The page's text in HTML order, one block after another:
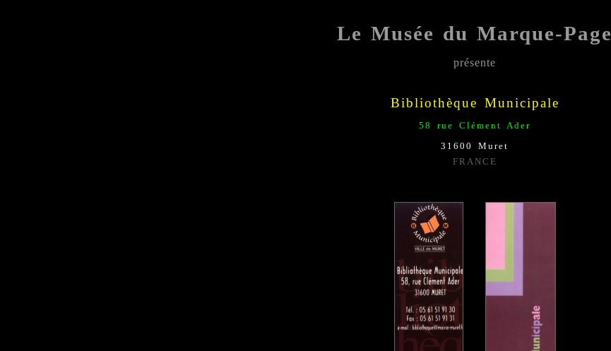
Le Musée du Marque-Page
présente
Bibliothèque Municipale
58 rue Clément Ader
31600 Muret
FRANCE